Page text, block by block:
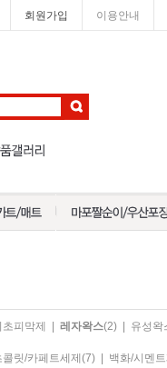
회원가입 이용안내
초피막제 레자왁스(2) 유성왁
릿/카페트세제 (7) 백화/시멘트